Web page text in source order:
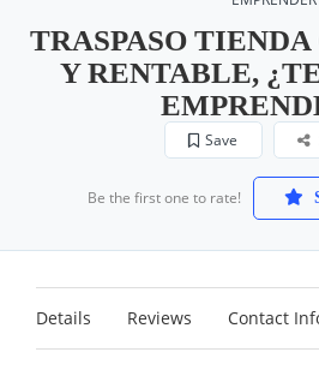
TRASPASO
Y RENTABLE,
Save
Be the first one to rate!
Details Reviews Contact